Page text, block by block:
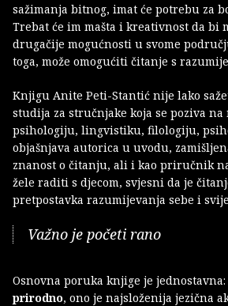
sažimanja bitnog, imat će potrebu za
Trebat će im mašta i kreativnost da bi
drugačije mogućnosti u svome
toga, može omogućiti čitanje s
Knjigu Anite Peti-Stantić nije lako
studija za stručnjake koja se poziva
psihologiju, lingvistiku, filologiju,
objašnjava autorica u uvodu,
znanost o čitanju, ali i kao priručnik
žele raditi s djecom, svjesni da je
pretpostavka razumijevanja sebe i
Važno je početi rano
Osnovna poruka knjige je jednostavna:
prirodno, ono je najsloženija jezična